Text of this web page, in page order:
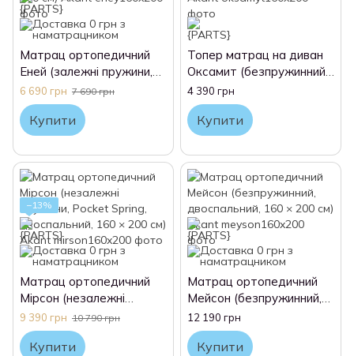
Матрац ортопедичний
Еней (залежні пружини,
Bonnel, двоспальний, 160
× 200 см) Akant
6 690 грн 7 690 грн
Купити
Топер матрац на диван
Оксамит (безпружинний,
двоспальний, 160 × 200
см) Akant
4 390 грн
Купити
−13%
Матрац ортопедичний
Мірсон (незалежні
пружини, Pocket Spring,
двоспальний, 160 × 200
см) Akant
9 390 грн 10 790 грн
Купити
Матрац ортопедичний
Мейсон (безпружинний,
двоспальний, 160 × 200
см) Akant
12 190 грн
Купити